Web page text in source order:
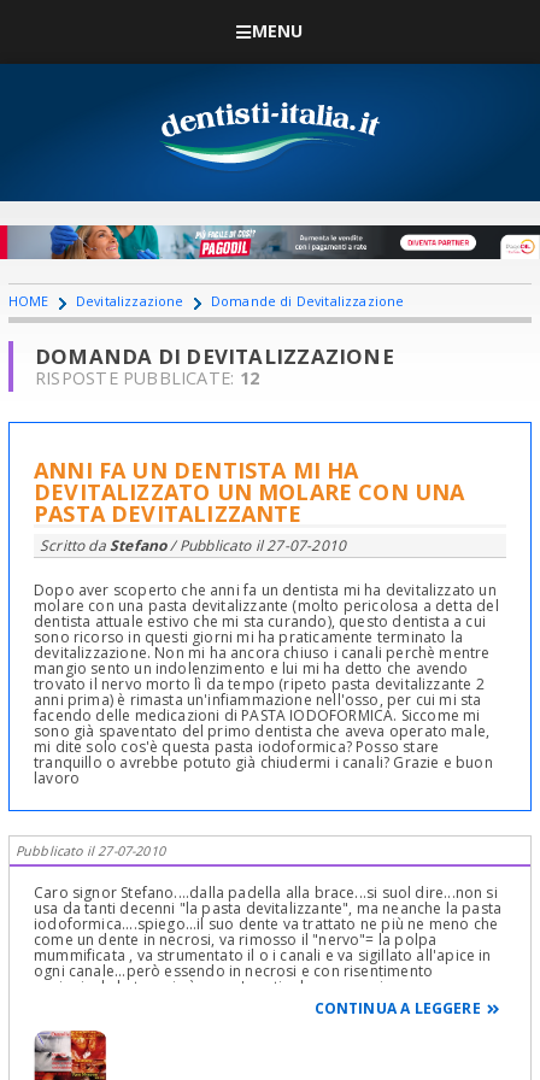
MENU
HOME Devitalizzazione Domande di Devitalizzazione
DOMANDA DI DEVITALIZZAZIONE
RISPOSTE PUBBLICATE: 12
ANNI FA UN DENTISTA MI HA
DEVITALIZZATO UN MOLARE CON UNA
PASTA DEVITALIZZANTE
Scritto daStefano/ Pubblicato il27-07-2010
Dopo aver scoperto che anni fa un dentista mi ha devitalizzato un
molare con una pasta devitalizzante (molto pericolosa a detta del
dentista attuale estivo che mi sta curando), questo dentista a cui
sono ricorso in questi giorni mi ha praticamente terminato la
devitalizzazione. Non mi ha ancora chiuso i canali perchè mentre
mangio sento un indolenzimento e lui mi ha detto che avendo
trovato il nervo morto lì da tempo (ripeto pasta devitalizzante 2
anni prima) è rimasta un'infiammazione nell'osso, per cui mi sta
facendo delle medicazioni di PASTA IODOFORMICA. Siccome mi
sono già spaventato del primo dentista che aveva operato male,
mi dite solo cos'è questa pasta iodoformica? Posso stare
tranquillo o avrebbe potuto già chiudermi i canali? Grazie e buon
lavoro
Pubblicato il 27-07-2010
Caro signor Stefano....dalla padella alla brace...si suol dire...non si
usa da tanti decenni "la pasta devitalizzante", ma neanche la pasta
iodoformica....spiego...il suo dente va trattato ne più ne meno che
come un dente in necrosi, va rimosso il "nervo"= la polpa
mummificata , va strumentato il o i canali e va sigillato all'apice in
ogni canale...però essendo in necrosi e con risentimento
periapicale la terapia è un po' particolare....:.....mi
spiego....:.....Concettualmente i microbi presenti nella radice
inviano fuori nell'osso le loro tossine a cui l'organismo risponde
con la formazione cistica o granulomatosa per arginare l'infezione
stessa e difendersi, e i corpi dei leucociti macrofagi che arrivano in
massa, formano il pus e quindi l'ascesso che si fa strada tra le
CONTINUA A LEGGERE